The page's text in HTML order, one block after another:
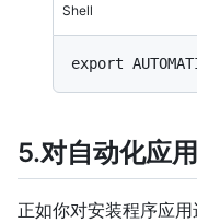
Shell
5.对自动化应
正如你对安装程序应